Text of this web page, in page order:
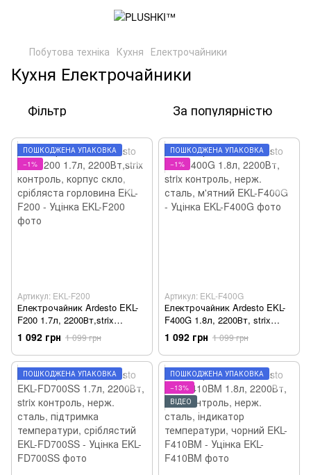
Побутова техніка Кухня Електрочайники
Кухня Електрочайники
Фільтр За популярністю
ПОШКОДЖЕНА УПАКОВКА
−1%
Артикул: EKL-F200
Електрочайник Ardesto EKL-
F200 1.7л, 2200Вт,strix
контроль, корпус скло,
срібляста горловина EKL-
F200 - Уцінка
1 092 грн 1 099 грн
ПОШКОДЖЕНА УПАКОВКА
−1%
Артикул: EKL-F400G
Електрочайник Ardesto EKL-
F400G 1.8л, 2200Вт, strix
контроль, нерж. сталь,
м'ятний EKL-F400G - Уцінка
1 092 грн 1 099 грн
ПОШКОДЖЕНА УПАКОВКА
ПОШКОДЖЕНА УПАКОВКА
−13%
ВІДЕО